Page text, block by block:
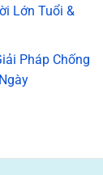
Lớn Tuổi &
Pháp Chống